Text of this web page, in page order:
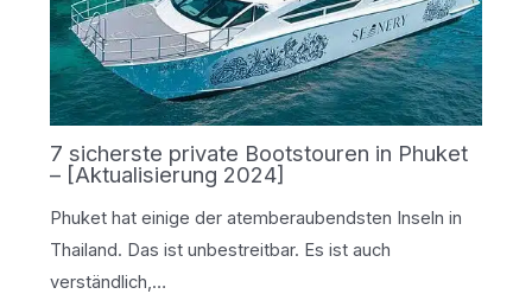
7 sicherste private Bootstouren in Phuket
– [Aktualisierung 2024]
Phuket hat einige der atemberaubendsten Inseln in
Thailand. Das ist unbestreitbar. Es ist auch
verständlich,…